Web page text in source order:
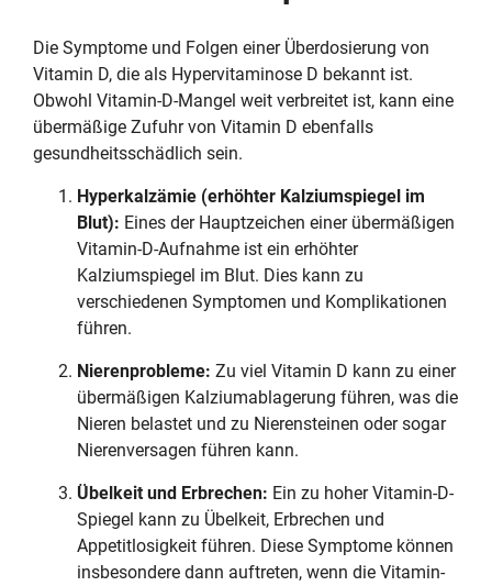
Die Symptome und Folgen einer Überdosierung von
Vitamin D, die als Hypervitaminose D bekannt ist.
Obwohl Vitamin-D-Mangel weit verbreitet ist, kann eine
übermäßige Zufuhr von Vitamin D ebenfalls
gesundheitsschädlich sein.
Hyperkalzämie (erhöhter Kalziumspiegel im
Blut): Eines der Hauptzeichen einer übermäßigen
Vitamin-D-Aufnahme ist ein erhöhter
Kalziumspiegel im Blut. Dies kann zu
verschiedenen Symptomen und Komplikationen
führen.
Nierenprobleme: Zu viel Vitamin D kann zu einer
übermäßigen Kalziumablagerung führen, was die
Nieren belastet und zu Nierensteinen oder sogar
Nierenversagen führen kann.
Übelkeit und Erbrechen: Ein zu hoher Vitamin-D-
Spiegel kann zu Übelkeit, Erbrechen und
Appetitlosigkeit führen. Diese Symptome können
insbesondere dann auftreten, wenn die Vitamin-